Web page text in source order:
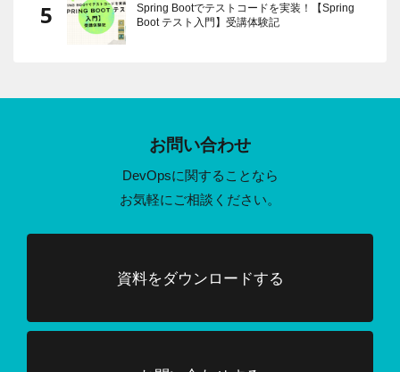
Spring Bootでテストコードを実装！【Spring
Boot テスト入門】受講体験記
お問い合わせ
DevOpsに関することなら
お気軽にご相談ください。
資料をダウンロードする